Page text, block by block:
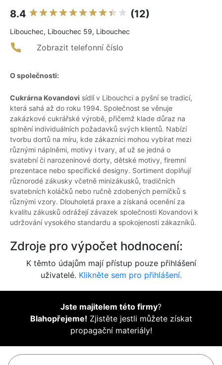
8.4 (12)
Libouchec, Libouchec 59, Libouchec
Zobrazit telefonní číslo
O společnosti:
Cukrárna Kovandovi sídlí v Libouchci a pyšní se tradicí,
která sahá až do roku 1994. Společnost se věnuje
zakázkové cukrářské výrobě, přičemž klade důraz na
splnění individuálních požadavků svých klientů. Nabízí
tvorbu dortů na míru, kde zákazníci mohou vybírat mezi
různými náplněmi, motivy i tvary, ať už se jedná o
svatební či narozeninové dorty, dětské motivy, firemní
prezentace nebo specifické designy. Sortiment doplňují
různorodé zákusky včetně minizákusků, tradičních
svatebních koláčků nebo ručně zdobených perníčků s
různými vzory. Dlouholetá praxe a získaná ocenění za
kvalitu zákusků odrážejí závazek společnosti Kovandovi k
udržování vysokého standardu a spokojenosti zákazníků.
Zdroje pro výpočet hodnocení:
K těmto údajům mají přístup pouze přihlášení
uživatelé. Klikněte sem pro přihlášení.
Jste majitelem této firmy?
Blahopřejeme! Zjistěte jestli můžete získat
propagační materiály!